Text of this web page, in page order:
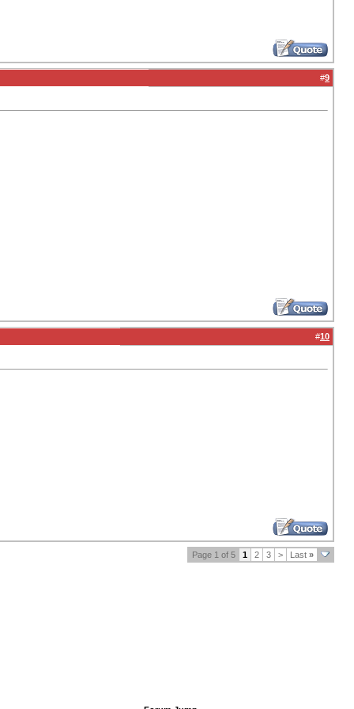
#9
#10
Page 1 of 5 1 2 3 > Last »